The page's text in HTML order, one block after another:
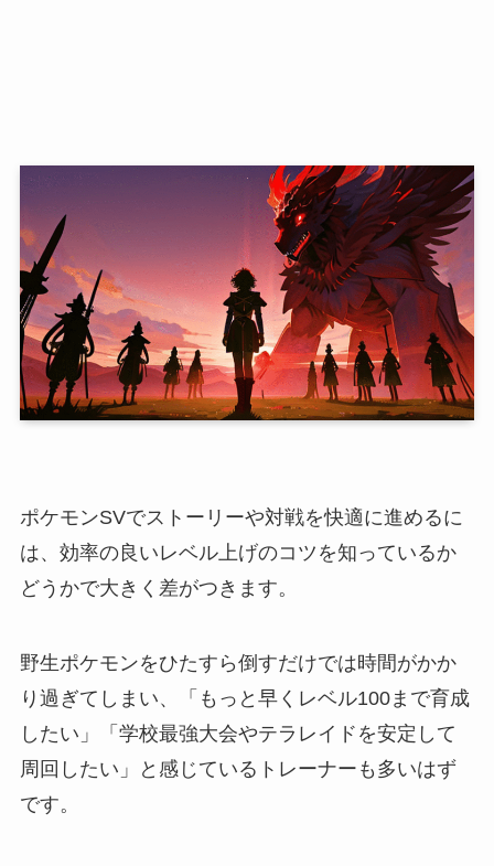
ポケモンSVでストーリーや対戦を快適に進めるに
は、効率の良いレベル上げのコツを知っているか
どうかで大きく差がつきます。
野生ポケモンをひたすら倒すだけでは時間がかか
り過ぎてしまい、「もっと早くレベル100まで育成
したい」「学校最強大会やテラレイドを安定して
周回したい」と感じているトレーナーも多いはず
です。